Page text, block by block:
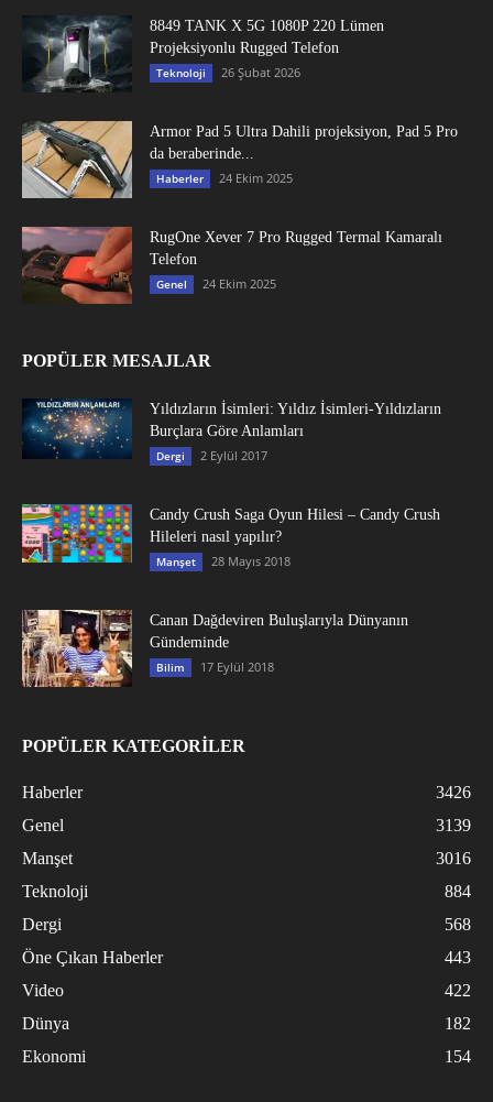
8849 TANK X 5G 1080P 220 Lümen
Projeksiyonlu Rugged Telefon
Teknoloji 26 Şubat 2026
Armor Pad 5 Ultra Dahili projeksiyon, Pad 5 Pro
da beraberinde...
Haberler 24 Ekim 2025
RugOne Xever 7 Pro Rugged Termal Kamaralı
Telefon
Genel 24 Ekim 2025
POPÜLER MESAJLAR
Yıldızların İsimleri: Yıldız İsimleri-Yıldızların
Burçlara Göre Anlamları
Dergi 2 Eylül 2017
Candy Crush Saga Oyun Hilesi – Candy Crush
Hileleri nasıl yapılır?
Manşet 28 Mayıs 2018
Canan Dağdeviren Buluşlarıyla Dünyanın
Gündeminde
Bilim 17 Eylül 2018
POPÜLER KATEGORİLER
Haberler
3426
Genel
3139
Manşet
3016
Teknoloji
884
Dergi
568
Öne Çıkan Haberler
443
Video
422
Dünya
182
Ekonomi
154